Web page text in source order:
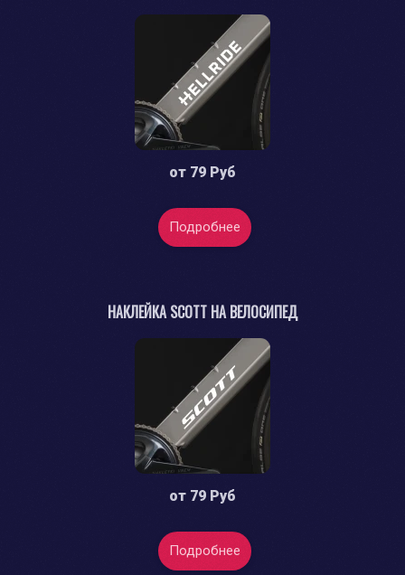
от 79 Руб
Подробнее
НАКЛЕЙКА SCOTT НА ВЕЛОСИПЕД
от 79 Руб
Подробнее